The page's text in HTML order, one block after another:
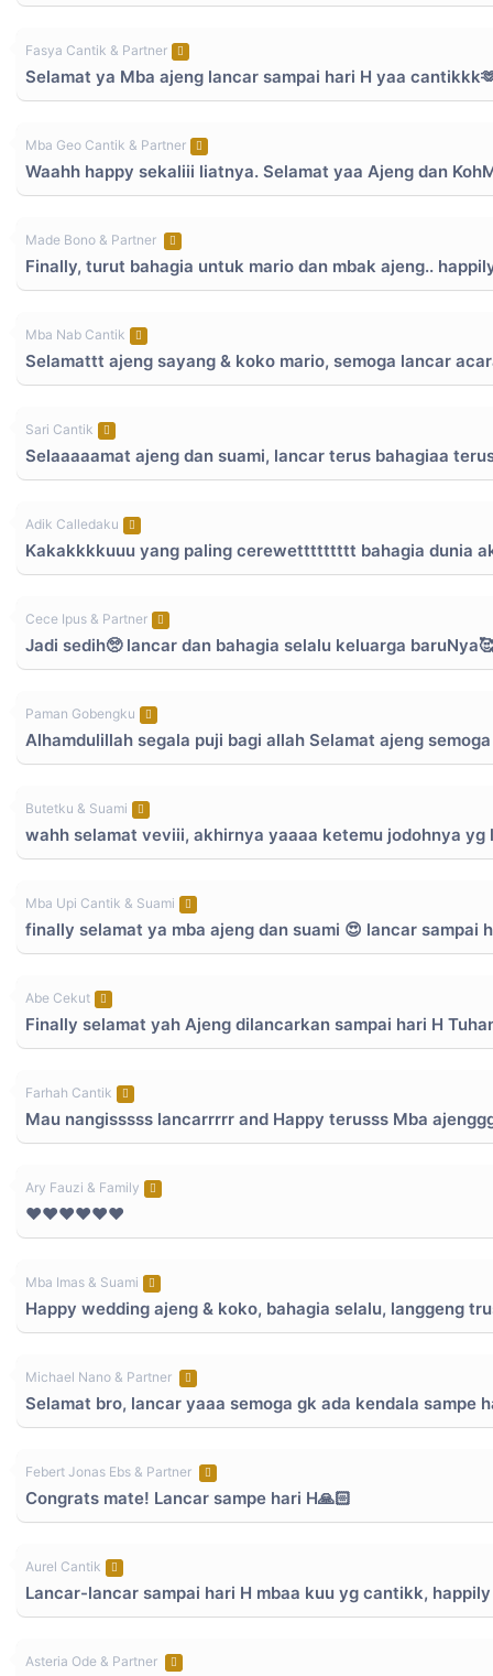
Fasya Cantik & Partner
Selamat ya Mba ajeng lancar sampai hari H yaa
Mba Geo Cantik & Partner
Waahh happy sekaliii liatnya. Selamat yaa Ajeng dan
Made Bono & Partner
Finally, turut bahagia untuk mario dan mbak ajeng..
Mba Nab Cantik
Selamattt ajeng sayang & koko mario, semoga lancar
Sari Cantik
Selaaaaamat ajeng dan suami, lancar terus bahagiaa
Adik Calledaku
Kakakkkkuuu yang paling cerewettttttttt bahagia dunia
Cece Ipus & Partner
Jadi sedih🥺 lancar dan bahagia selalu keluarga
Paman Gobengku
Alhamdulillah segala puji bagi allah Selamat ajeng
Butetku & Suami
wahh selamat veviii, akhirnya yaaaa ketemu jodohnya
Mba Upi Cantik & Suami
finally selamat ya mba ajeng dan suami 😍 lancar sampai
Abe Cekut
Finally selamat yah Ajeng dilancarkan sampai hari H
Farhah Cantik
Mau nangisssss lancarrrrr and Happy terusss Mba
Ary Fauzi & Family
❤️❤️❤️❤️❤️❤️
Mba Imas & Suami
Happy wedding ajeng & koko, bahagia selalu, langgeng
Michael Nano & Partner
Selamat bro, lancar yaaa semoga gk ada kendala sampe
Febert Jonas Ebs & Partner
Congrats mate! Lancar sampe hari H🙏🏻
Aurel Cantik
Lancar-lancar sampai hari H mbaa kuu yg cantikk,
Asteria Ode & Partner